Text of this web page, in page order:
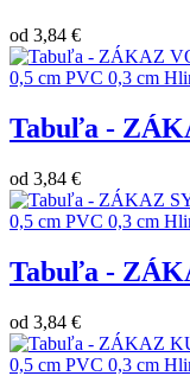
od 3,84 €
0,5 cm PVC 0,3 cm
Tabuľa -
od 3,84 €
0,5 cm PVC 0,3 cm
Tabuľa -
od 3,84 €
0,5 cm PVC 0,3 cm